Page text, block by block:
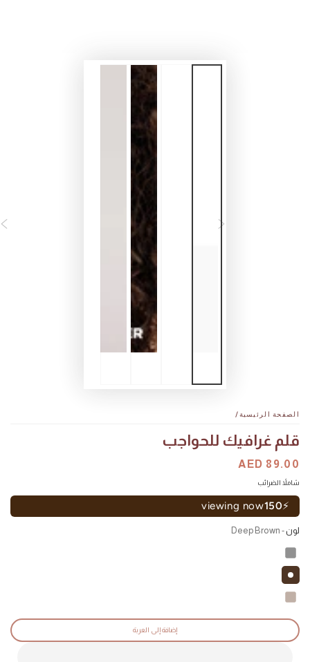
الصفحة الرئيسية/
قلم غرافيك للحواجب
السعر
AED 89.00
البيع
شاملاً الضرائب
⚡
150
viewing now
لون- Deep Brown
إضافة إلى العربة